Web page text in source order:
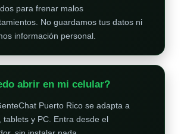
para frenar malos
No guardamos tus datos ni
información personal.
abrir en mi celular?
Puerto Rico se adapta a
tablets y PC. Entra desde el